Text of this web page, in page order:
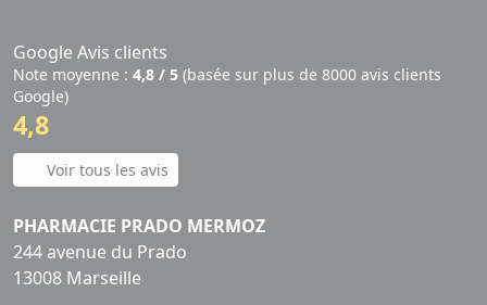
Google Avis clients
Note moyenne : 4,8 / 5 (basée sur plus de 8000 avis clients
Google)
4,8
Voir tous les avis
PHARMACIE PRADO MERMOZ
244 avenue du Prado
13008 Marseille